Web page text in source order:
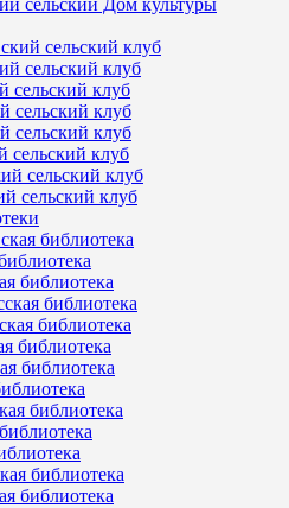
сельский Дом культуры
сельский клуб
сельский клуб
сельский клуб
сельский клуб
сельский клуб
сельский клуб
сельский клуб
сельский клуб
библиотека
библиотека
библиотека
библиотека
библиотека
библиотека
библиотека
библиотека
библиотека